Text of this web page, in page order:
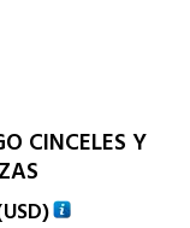
CINCELES Y
USD)